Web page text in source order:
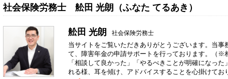
社会保険労務士 舩田 光朗（ふなた てるあき）
舩田 光朗 社会保険労務士
当サイトをご覧いただきありがとうございます。当
て、障害年金の申請サポートを行っております。（※
「相談して良かった」「やるべきことが明確になっ
れる様、耳を傾け、アドバイスすることを心掛けてお